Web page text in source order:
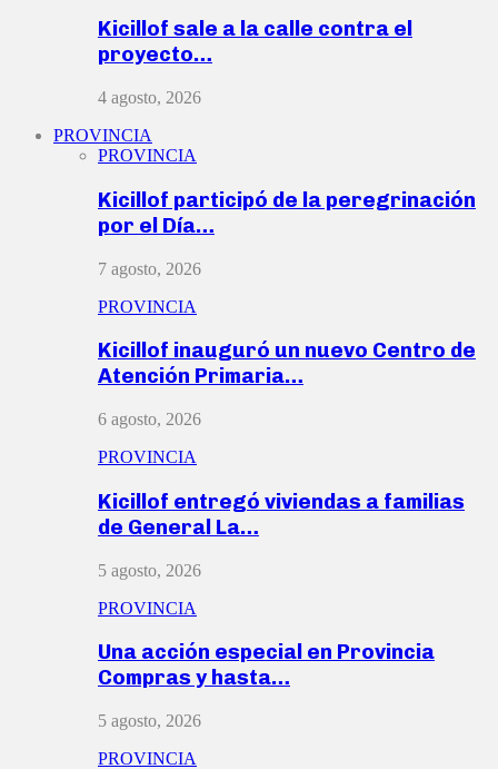
Kicillof sale a la calle contra el
proyecto…
4 agosto, 2026
PROVINCIA
PROVINCIA
Kicillof participó de la peregrinación
por el Día…
7 agosto, 2026
PROVINCIA
Kicillof inauguró un nuevo Centro de
Atención Primaria…
6 agosto, 2026
PROVINCIA
Kicillof entregó viviendas a familias
de General La…
5 agosto, 2026
PROVINCIA
Una acción especial en Provincia
Compras y hasta…
5 agosto, 2026
PROVINCIA